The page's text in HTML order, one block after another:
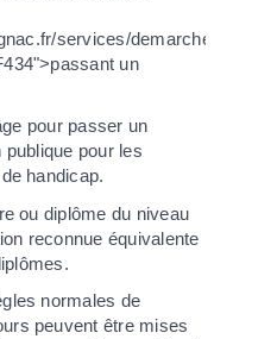
services/demarches-
un
pour passer un
pour les
handicap.
ou diplôme du niveau
reconnue équivalente
normales de
peuvent être mises